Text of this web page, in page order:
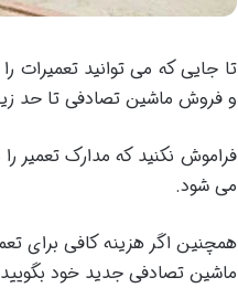
تا جایی که می توانید
و فروش ماشین تصادفی تا حد
فراموش نکنید که مدارک تعمیر
می شود.
همچنین اگر هزینه کافی برای
ماشین تصادفی جدید خود